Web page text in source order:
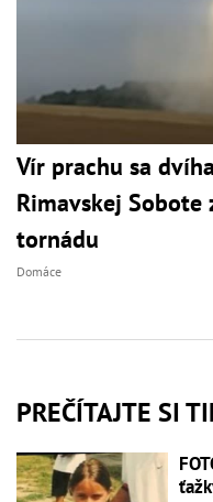
Vír prachu sa
Rimavskej
tornádu
Domáce
PREČÍTAJTE SI